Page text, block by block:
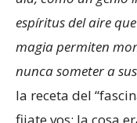
espíritus del aire
magia permiten
nunca someter a
la receta del